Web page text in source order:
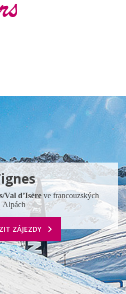
Val d’Isère ve francouzských
Alpách
ZÁJEZDY